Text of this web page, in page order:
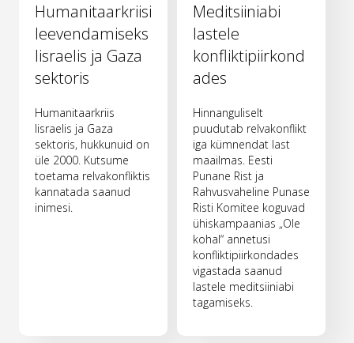
Humanitaarkriisi
leevendamiseks
Iisraelis ja Gaza
sektoris
Humanitaarkriis
Iisraelis ja Gaza
sektoris, hukkunuid on
üle 2000. Kutsume
toetama relvakonfliktis
kannatada saanud
inimesi.
Meditsiiniabi
lastele
konfliktipiirkond
ades
Hinnanguliselt
puudutab relvakonflikt
iga kümnendat last
maailmas. Eesti
Punane Rist ja
Rahvusvaheline Punase
Risti Komitee koguvad
ühiskampaanias „Ole
kohal“ annetusi
konfliktipiirkondades
vigastada saanud
lastele meditsiiniabi
tagamiseks.